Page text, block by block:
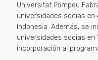
Universitat Pompeu
universidades socias en
Indonesia. Además, se
universidades socias en
incorporación al